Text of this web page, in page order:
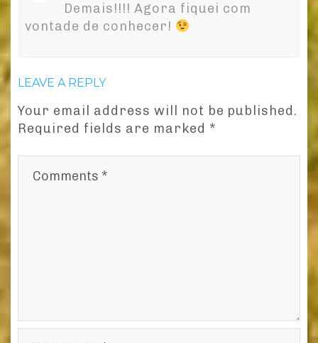
Demais!!!! Agora fiquei com
vontade de conhecer!
LEAVE A REPLY
Your email address will not be published.
Required fields are marked *